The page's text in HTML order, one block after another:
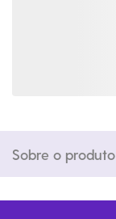
Sobre o produto